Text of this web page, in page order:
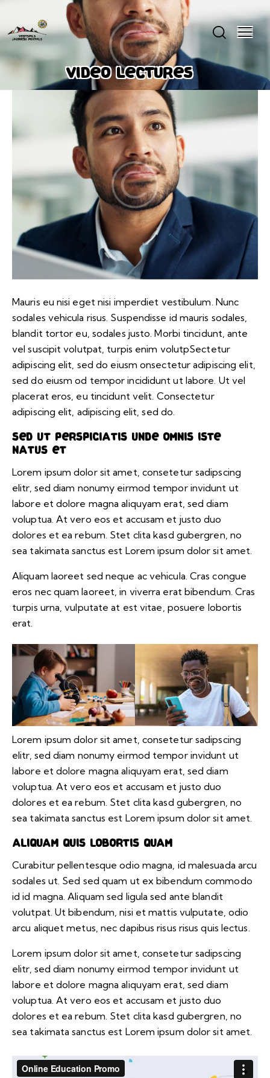
Video lectures
Mauris eu nisi eget nisi imperdiet vestibulum. Nunc
sodales vehicula risus. Suspendisse id mauris sodales,
blandit tortor eu, sodales justo. Morbi tincidunt, ante
vel suscipit volutpat, turpis enim volutpSectetur
adipiscing elit, sed do eiusm onsectetur adipiscing elit,
sed do eiusm od tempor incididunt ut labore. Ut vel
placerat eros, eu tincidunt velit. Consectetur
adipiscing elit, adipiscing elit, sed do.
Sed ut perspiciatis unde omnis iste
natus et
Lorem ipsum dolor sit amet, consetetur sadipscing
elitr, sed diam nonumy eirmod tempor invidunt ut
labore et dolore magna aliquyam erat, sed diam
voluptua. At vero eos et accusam et justo duo
dolores et ea rebum. Stet clita kasd gubergren, no
sea takimata sanctus est Lorem ipsum dolor sit amet.
Aliquam laoreet sed neque ac vehicula. Cras congue
eros nec quam laoreet, in viverra erat bibendum. Cras
turpis urna, vulputate at est vitae, posuere lobortis
erat.
Lorem ipsum dolor sit amet, consetetur sadipscing
elitr, sed diam nonumy eirmod tempor invidunt ut
labore et dolore magna aliquyam erat, sed diam
voluptua. At vero eos et accusam et justo duo
dolores et ea rebum. Stet clita kasd gubergren, no
sea takimata sanctus est Lorem ipsum dolor sit amet.
Aliquam quis lobortis quam
Curabitur pellentesque odio magna, id malesuada arcu
sodales ut. Sed sed quam ut ex bibendum commodo
id id magna. Aliquam sed ligula sed ante blandit
volutpat. Ut bibendum, nisi et mattis vulputate, odio
arcu aliquet metus, nec dapibus risus risus quis lectus.
Lorem ipsum dolor sit amet, consetetur sadipscing
elitr, sed diam nonumy eirmod tempor invidunt ut
labore et dolore magna aliquyam erat, sed diam
voluptua. At vero eos et accusam et justo duo
dolores et ea rebum. Stet clita kasd gubergren, no
sea takimata sanctus est Lorem ipsum dolor sit amet.